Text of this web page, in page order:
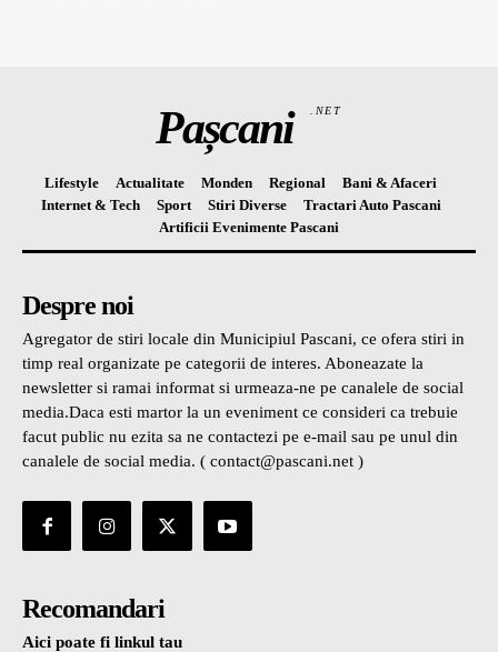
Pașcani .NET
Lifestyle Actualitate Monden Regional
Bani & Afaceri
Internet & Tech
Sport Stiri Diverse
Tractari Auto Pascani
Artificii Evenimente Pascani
Despre noi
Agregator de stiri locale din Municipiul Pascani, ce ofera stiri in
timp real organizate pe categorii de interes. Aboneazate la
newsletter si ramai informat si urmeaza-ne pe canalele de social
media.Daca esti martor la un eveniment ce consideri ca trebuie
facut public nu ezita sa ne contactezi pe e-mail sau pe unul din
canalele de social media. ( contact@pascani.net )
Recomandari
Aici poate fi linkul tau